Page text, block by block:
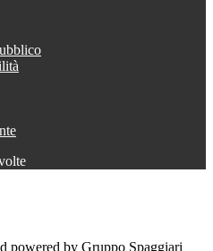
powered by Gruppo Spaggiari